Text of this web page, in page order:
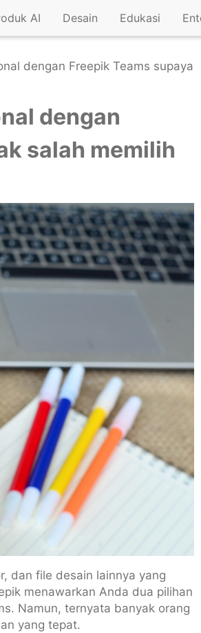
AI Desain Edukasi
dengan Freepik Teams supaya
dengan
salah memilih
dan file desain lainnya yang
menawarkan Anda dua pilihan
Namun, ternyata banyak orang
yang tepat.